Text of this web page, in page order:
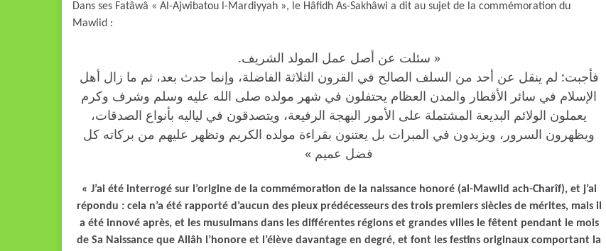
Dans ses Fatâwâ « Al-Ajwibatou l-Mardiyyah », le Hâfidh As-Sakhâwi a dit au sujet de la commémoration du
Mawlid :
« سئلت عن أصل عمل المولد الشريف.
فأجبت: لم ينقل عن أحد من السلف الصالح في القرون الثلاثة الفاضلة، وإنما حدث بعد، ثم ما زال أهل
الإسلام في سائر الأقطار والمدن العظام يحتفلون في شهر مولده صلى الله عليه وسلم وشرف وكرم
يعملون الولائم البديعة المشتملة على الأمور البهجة الرفيعة، ويتصدقون في لياليه بأنواع الصدقات،
ويظهرون السرور، ويزيدون في المبرات بل يعتنون بقراءة مولده الكريم وتظهر عليهم من بركاته كل
فضل عميم »
« J’ai été interrogé sur l’origine de la commémoration de la naissance honoré (al-Mawlid ach-Charîf), et j’ai
répondu : cela n’a été rapporté d’aucun des pieux prédécesseurs des trois premiers siècles de mérites, mais il
a été innové après, et les musulmans dans les différentes régions et grandes villes le fêtent pendant le mois
de Sa Naissance que Allâh l’honore et l’élève davantage en degré, et font les festins originaux comportant la